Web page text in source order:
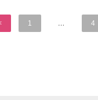
1 … 4